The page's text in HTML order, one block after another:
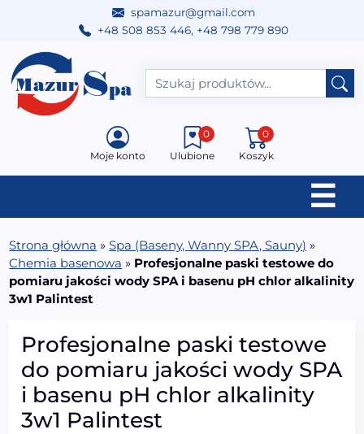
spamazur@gmail.com
+48 508 853 446, +48 798 779 890
Przejdź do treści
Main Navigation
Moje konto Ulubione
0
Koszyk
0
☰
Strona główna »Spa (Baseny, Wanny SPA, Sauny) »
Chemia basenowa » Profesjonalne paski testowe do
pomiaru jakości wody SPA i basenu pH chlor alkalinity
3w1 Palintest
Profesjonalne paski testowe
do pomiaru jakości wody SPA
i basenu pH chlor alkalinity
3w1 Palintest